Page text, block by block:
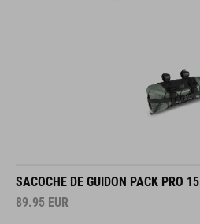
SACOCHE DE GUIDON PACK PRO 15
89.95 EUR